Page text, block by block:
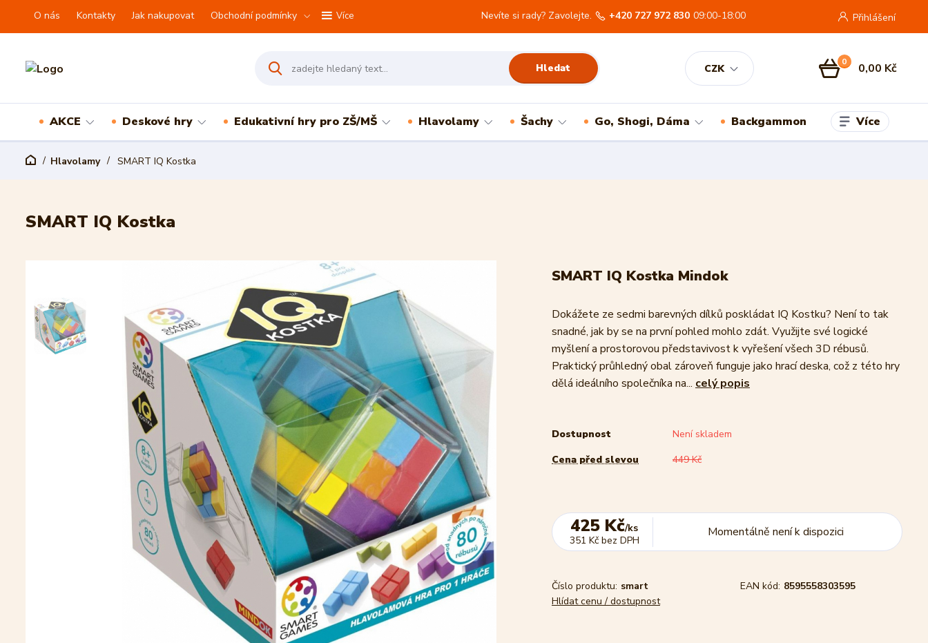
O nás Kontakty Jak nakupovat Obchodní podmínky Více
CZK
Přihlášení
Hledat
Nevíte si rady? Zavolejte. +420 727 972 830 09:00-18:00
0 0,00 Kč
AKCE Deskové hry Edukativní hry pro ZŠ/MŠ Hlavolamy Šachy Go, Shogi, Dáma Backgammon Více
Hlavolamy SMART IQ Kostka
SMART IQ Kostka
SMART IQ Kostka Mindok
Dokážete ze sedmi barevných dílků poskládat IQ Kostku? Není to tak
snadné, jak by se na první pohled mohlo zdát. Využijte své logické
myšlení a prostorovou představivost k vyřešení všech 3D rébusů.
Praktický průhledný obal zároveň funguje jako hrací deska, což z této hry
dělá ideálního společníka na... celý popis
Dostupnost
Není skladem
Cena před slevou
449 Kč
425 Kč/ks
351 Kč bez DPH
Momentálně není k dispozici
Číslo produktu: smart EAN kód: 8595558303595
Hlídat cenu / dostupnost